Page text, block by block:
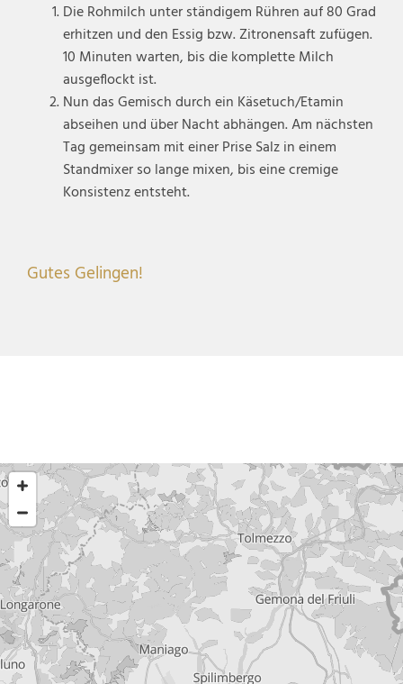
Die Rohmilch unter ständigem Rühren auf 80 Grad
erhitzen und den Essig bzw. Zitronensaft zufügen.
10 Minuten warten, bis die komplette Milch
ausgeflockt ist.
Nun das Gemisch durch ein Käsetuch/Etamin
abseihen und über Nacht abhängen. Am nächsten
Tag gemeinsam mit einer Prise Salz in einem
Standmixer so lange mixen, bis eine cremige
Konsistenz entsteht.
Gutes Gelingen!